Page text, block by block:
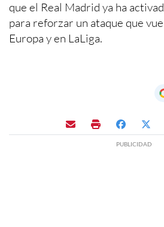
que el Real Madrid ya ha
para reforzar un ataque que
Europa y en LaLiga.